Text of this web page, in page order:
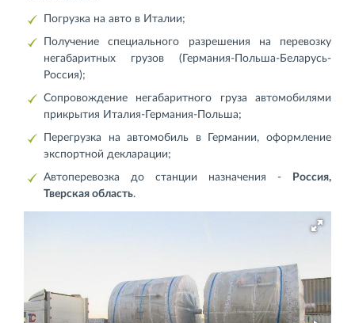
Погрузка на авто в Италии;
Получение специального разрешения на перевозку
негабаритных грузов (Германия-Польша-Беларусь-
Россия);
Сопровождение негабаритного груза автомобилями
прикрытия Италия-Германия-Польша;
Перегрузка на автомобиль в Германии, оформление
экспортной декларации;
Автоперевозка до станции назначения -
Россия,
Тверская область.